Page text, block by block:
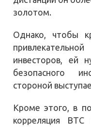
золотом.
Однако, чтобы
инвесторов, ей
безопасного
стороной
Кроме этого, в
корреляция BTC